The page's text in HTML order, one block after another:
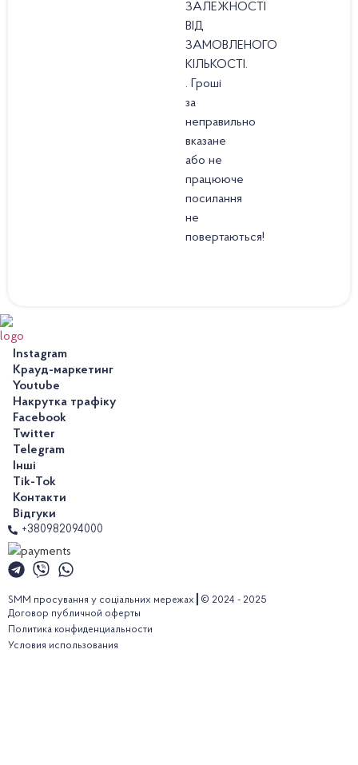
ЗАЛЕЖНОСТІ
ВІД
ЗАМОВЛЕНОГО
КІЛЬКОСТІ.
. Гроші
за
неправильно
вказане
або не
працююче
посилання
не
повертаються!
Instagram
Крауд-маркетинг
Youtube
Накрутка трафіку
Facebook
Twitter
Telegram
Інші
Tik-Tok
Контакти
Відгуки
+380982094000
SMM просування у соціальних мережах┃© 2024 - 2025
Договор публичной оферты
Политика конфиденциальности
Условия использования